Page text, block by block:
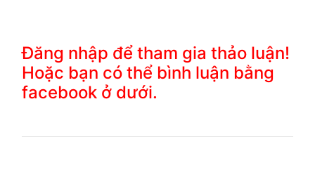
Đăng nhập để tham gia thảo luận!
Hoặc bạn có thể bình luận bằng
facebook ở dưới.